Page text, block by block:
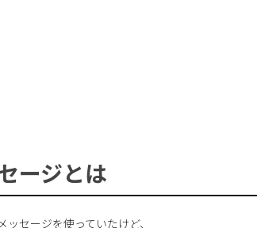
ージとは
セージを使っていたけど、